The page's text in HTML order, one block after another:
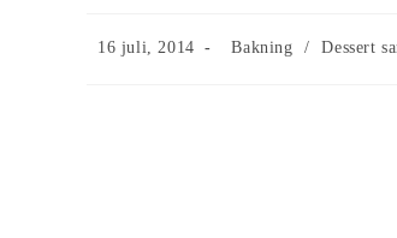
16 juli, 2014 Bakning /